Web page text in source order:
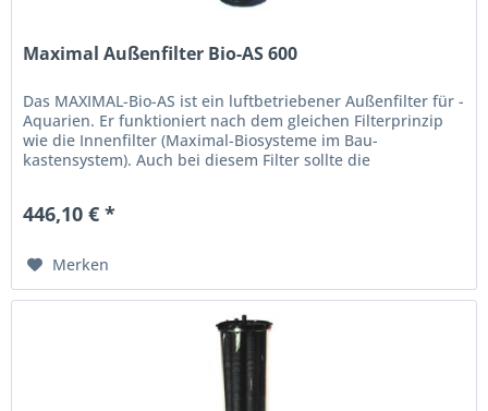
Maximal Außenfilter Bio-AS 600
Das MAXIMAL-Bio-AS ist ein luftbetriebener Außenfilter für ­
Aquarien. Er funktioniert nach dem gleichen Filterprinzip
wie die Innenfilter (Maximal-Biosysteme im Bau-
kastensystem). Auch bei diesem Filter sollte die
446,10 € *
Merken